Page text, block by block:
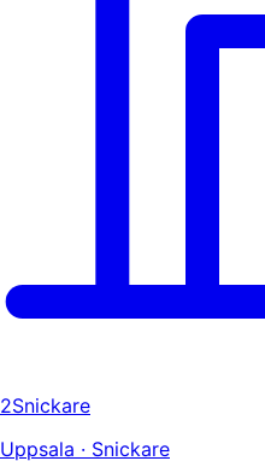
2Snickare
Uppsala · Snickare